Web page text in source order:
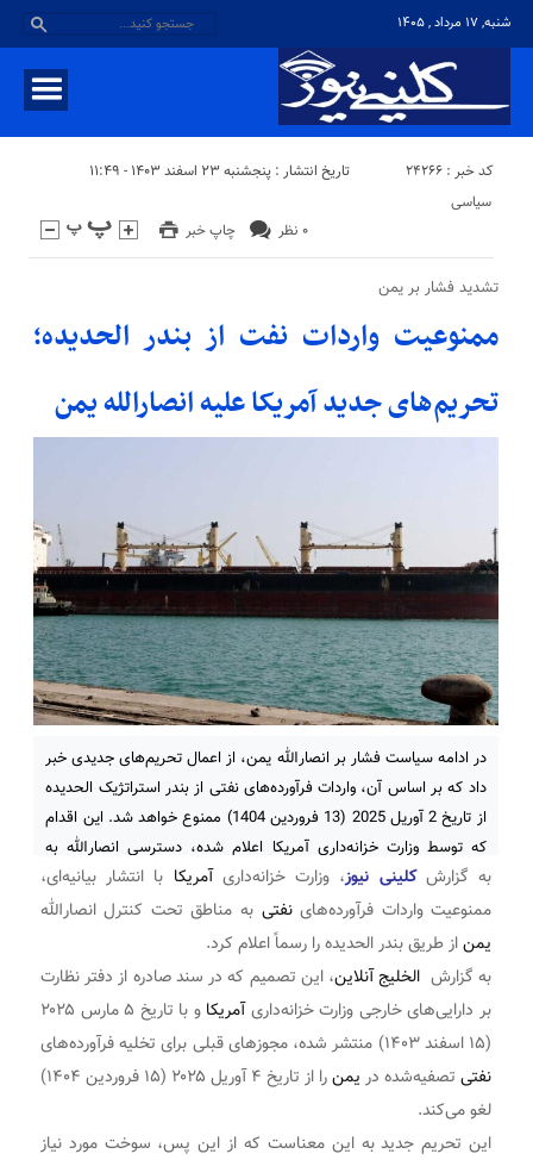
شنبه, ۱۷ مرداد , ۱۴۰۵
کد خبر : 24266 تاریخ انتشار : پنجشنبه ۲۳ اسفند ۱۴۰۳ - ۱۱:۴۹
چاپ خبر ۰ نظر
سیاسی
تشدید فشار بر یمن
ممنوعیت واردات نفت از بندر الحدیده؛
تحریم‌های جدید آمریکا علیه انصارالله یمن
در ادامه سیاست فشار بر انصارالله یمن، از اعمال تحریم‌های جدیدی خبر
داد که بر اساس آن، واردات فرآورده‌های نفتی از بندر استراتژیک الحدیده
از تاریخ 2 آوریل 2025 (13 فروردین 1404) ممنوع خواهد شد. این اقدام
که توسط وزارت خزانه‌داری آمریکا اعلام شده، دسترسی انصارالله به
سوخت از طریق این بندر مهم را محدود می‌کند.
به گزارشکلینی نیوز، وزارت خزانه‌داریآمریکا با انتشار بیانیه‌ای،
ممنوعیت واردات فرآورده‌هاینفتی به مناطق تحت کنترل انصارالله
یمناز طریق بندر الحدیده را رسماً اعلام کرد.
به گزارش الخلیج آنلاین، این تصمیم که در سند صادره از دفتر نظارت
بر دارایی‌های خارجی وزارت خزانه‌داریآمریکا
و با تاریخ ۵ مارس ۲۰۲۵
(۱۵ اسفند ۱۴۰۳) منتشر شده، مجوزهای قبلی برای تخلیه فرآورده‌های
نفتیتصفیه‌شده در یمن
را از تاریخ ۴ آوریل ۲۰۲۵ (۱۵ فروردین ۱۴۰۴)
لغو می‌کند.
این تحریم جدید به این معناست که از این پس، سوخت مورد نیاز